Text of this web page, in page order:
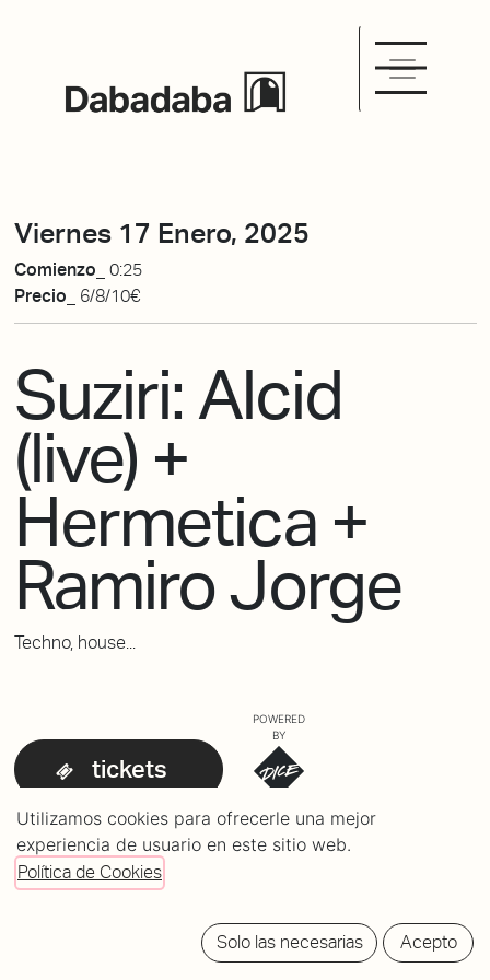
Viernes 17 Enero, 2025
Comienzo_ 0:25
Precio_ 6/8/10€
Suziri: Alcid
(live) +
Hermetica +
Ramiro Jorge
Techno, house...
tickets
POWERED
BY
Utilizamos cookies para ofrecerle una mejor
experiencia de usuario en este sitio web.
Política de Cookies
Solo las necesarias Acepto